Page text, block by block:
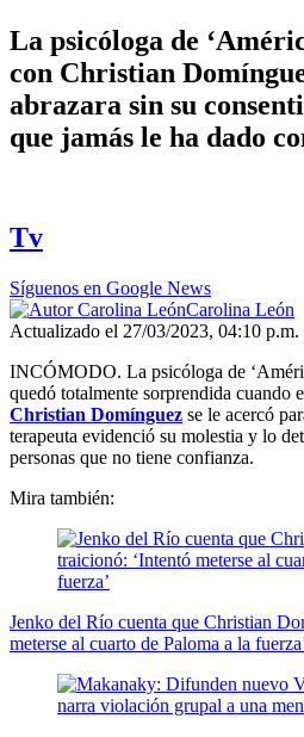
La psicóloga de
con Christian
abrazara sin su
que jamás le ha dado
Tv
Síguenos en Google News
Carolina León
Actualizado el 27/03/2023, 04:10 p.m.
INCÓMODO. La psicóloga de
quedó totalmente sorprendida
Christian Domínguez se le acercó
terapeuta evidenció su molestia y lo
personas que no tiene confianza.
Mira también:
Jenko del Río cuenta que Christian
meterse al cuarto de Paloma a la